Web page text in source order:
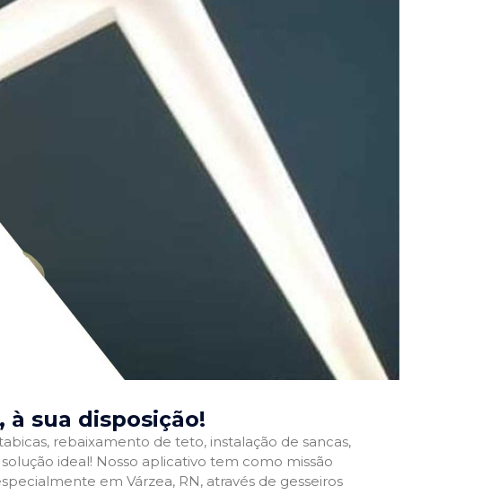
, à sua disposição!
rebaixamento de teto, instalação de sancas,
ideal! Nosso aplicativo tem como missão
em Várzea, RN, através de gesseiros